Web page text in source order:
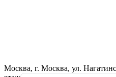
Москва, г. Москва, ул.